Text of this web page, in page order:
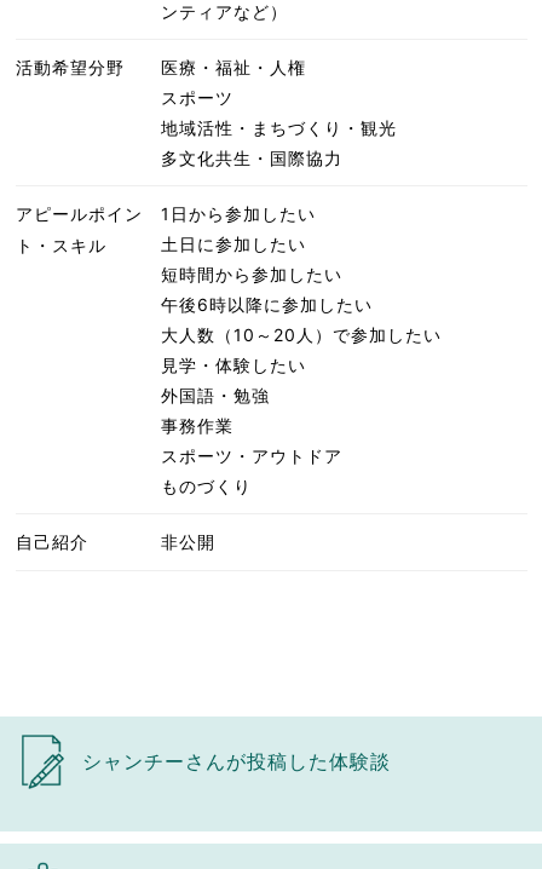
ンティアなど）
活動希望分野
医療・福祉・人権
スポーツ
地域活性・まちづくり・観光
多文化共生・国際協力
アピールポイン
ト・スキル
1日から参加したい
土日に参加したい
短時間から参加したい
午後6時以降に参加したい
大人数（10～20人）で参加したい
見学・体験したい
外国語・勉強
事務作業
スポーツ・アウトドア
ものづくり
自己紹介 非公開
シャンチーさんが投稿した体験談